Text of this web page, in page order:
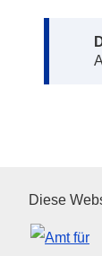
Amt
Diese